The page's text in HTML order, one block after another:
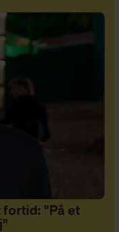
fortid: "På et